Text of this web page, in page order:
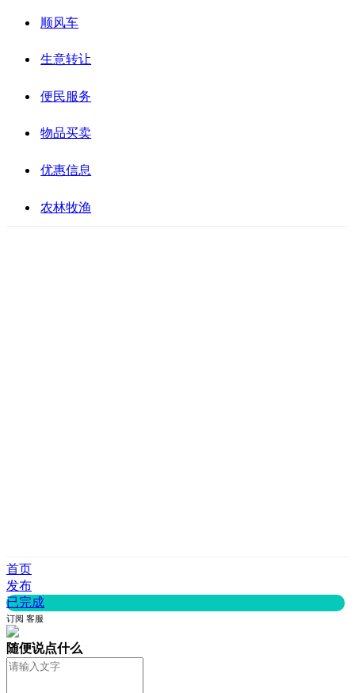
顺风车
生意转让
便民服务
物品买卖
优惠信息
农林牧渔
首页
发布
已完成
订阅 客服
随便说点什么